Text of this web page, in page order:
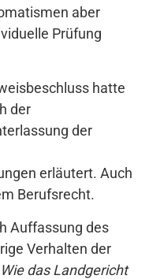
aber
Prüfung
hatte
der
der
erläutert. Auch
Berufsrecht.
Auffassung des
Verhalten der
das Landgericht